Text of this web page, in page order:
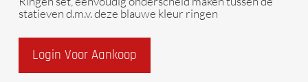
statieven d.m.v. deze blauwe kleur ringen
Login Voor Aankoop